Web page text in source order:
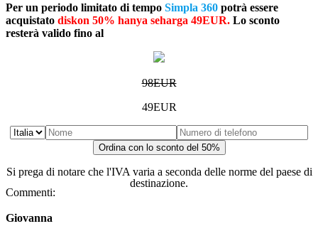
Per un periodo limitato di tempo Simpla 360 potrà essere
acquistato diskon 50% hanya seharga 49EUR. Lo sconto
resterà valido fino al
98EUR
49EUR
Ordina con lo sconto del 50%
Si prega di notare che l'IVA varia a seconda delle norme del paese di
destinazione.
Commenti:
Giovanna